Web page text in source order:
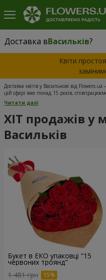
Доставка вВасильків?
Доставка вВасильків|
Квіти
Доставка квітів у Василькові від
цій сфері вже понад 15 років,
мережа наших власних квіткових
замовлення закуповуються в день
менеджери працюють цілодобово, а
своєчасна. Скористайтеся нашим сервісом
Читати далі
ХІТ продажів у
Васильків
Букет в ЕКО упаковці "15
червоних троянд"
1 481 грн